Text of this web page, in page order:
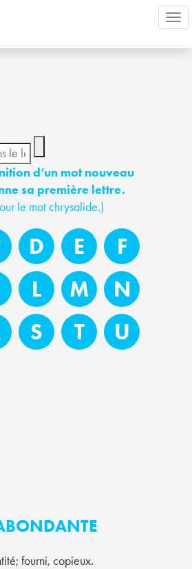
d’un mot nouveau
sa première lettre.
le mot chrysalide.)
D E
F
L M
N
S T
U
fourni, copieux.